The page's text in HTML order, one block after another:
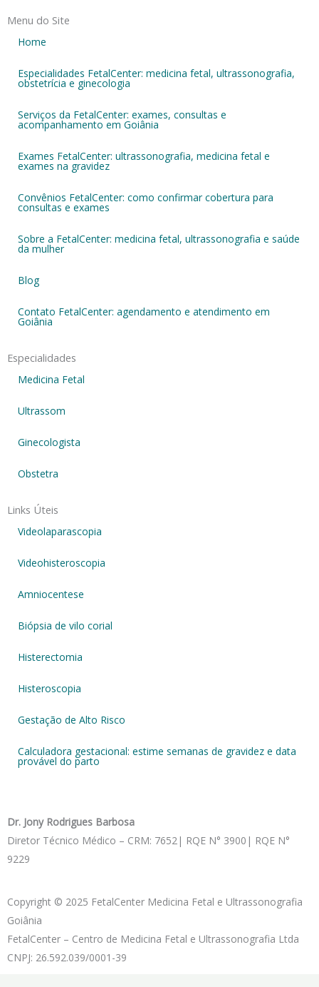
Menu do Site
Home
Especialidades FetalCenter: medicina fetal, ultrassonografia,
obstetrícia e ginecologia
Serviços da FetalCenter: exames, consultas e
acompanhamento em Goiânia
Exames FetalCenter: ultrassonografia, medicina fetal e
exames na gravidez
Convênios FetalCenter: como confirmar cobertura para
consultas e exames
Sobre a FetalCenter: medicina fetal, ultrassonografia e saúde
da mulher
Blog
Contato FetalCenter: agendamento e atendimento em
Goiânia
Especialidades
Medicina Fetal
Ultrassom
Ginecologista
Obstetra
Links Úteis
Videolaparascopia
Videohisteroscopia
Amniocentese
Biópsia de vilo corial
Histerectomia
Histeroscopia
Gestação de Alto Risco
Calculadora gestacional: estime semanas de gravidez e data
provável do parto
Dr. Jony Rodrigues Barbosa
Diretor Técnico Médico – CRM: 7652| RQE N° 3900| RQE N°
9229
Copyright © 2025 FetalCenter Medicina Fetal e Ultrassonografia
Goiânia
FetalCenter – Centro de Medicina Fetal e Ultrassonografia Ltda
CNPJ: 26.592.039/0001-39